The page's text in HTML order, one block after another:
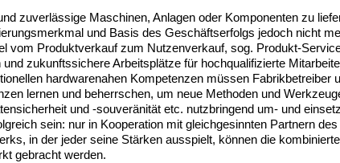
zuverlässige Maschinen, Anlagen oder Komponenten zu
und Basis des Geschäftserfolgs jedoch nicht
vom Produktverkauf zum Nutzenverkauf, sog. Produkt-
zukunftssichere Arbeitsplätze für hochqualifizierte
hardwarenahen Kompetenzen müssen Fabrikbetreiber
lernen und beherrschen, um neue Methoden und
und -souveränität etc. nutzbringend um- und
sein: nur in Kooperation mit gleichgesinnten Partnern
in der jeder seine Stärken ausspielt, können die
gebracht werden.